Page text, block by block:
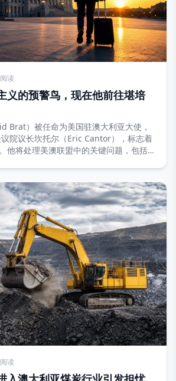
读
义的预警鸟，现在他前往堪培
Brat）被任命为美国驻澳大利亚大使，
院议长坎托尔（Eric Cantor），标志着
他将处理美澳联盟中的关键问题，包括
读